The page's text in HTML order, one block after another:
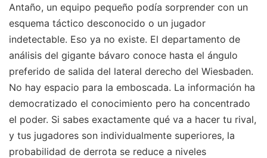
Antaño, un equipo pequeño podía sorprender con un
esquema táctico desconocido o un jugador
indetectable. Eso ya no existe. El departamento de
análisis del gigante bávaro conoce hasta el ángulo
preferido de salida del lateral derecho del Wiesbaden.
No hay espacio para la emboscada. La información ha
democratizado el conocimiento pero ha concentrado
el poder. Si sabes exactamente qué va a hacer tu rival,
y tus jugadores son individualmente superiores, la
probabilidad de derrota se reduce a niveles